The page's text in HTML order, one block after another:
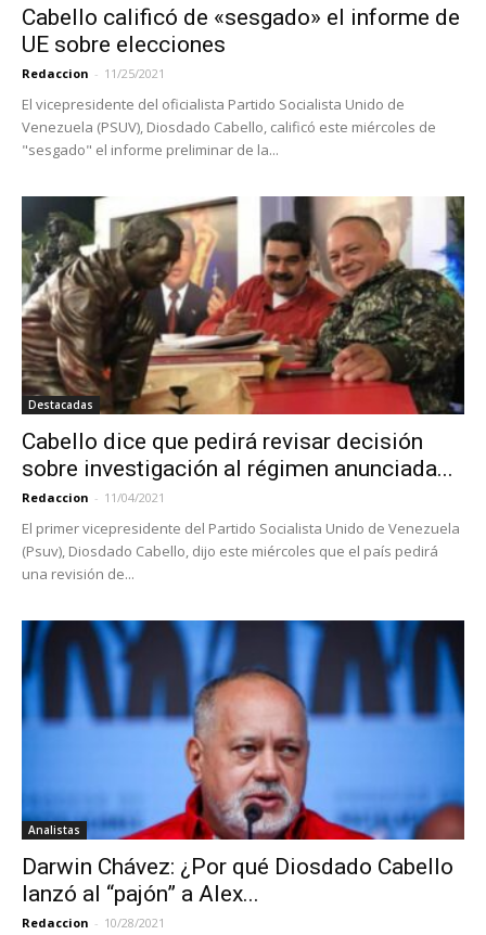
Cabello calificó de «sesgado» el informe de
UE sobre elecciones
Redaccion - 11/25/2021
El vicepresidente del oficialista Partido Socialista Unido de
Venezuela (PSUV), Diosdado Cabello, calificó este miércoles de
"sesgado" el informe preliminar de la...
Destacadas
Cabello dice que pedirá revisar decisión
sobre investigación al régimen anunciada...
Redaccion - 11/04/2021
El primer vicepresidente del Partido Socialista Unido de Venezuela
(Psuv), Diosdado Cabello, dijo este miércoles que el país pedirá
una revisión de...
Analistas
Darwin Chávez: ¿Por qué Diosdado Cabello
lanzó al “pajón” a Alex...
Redaccion - 10/28/2021